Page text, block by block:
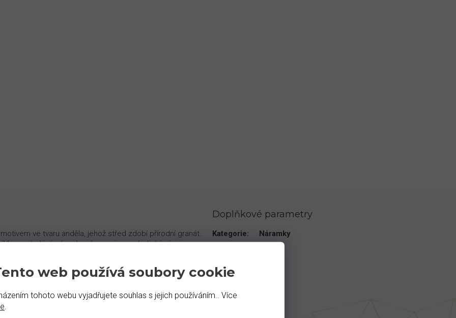
web používá soubory cookie
tohoto webu vyjadřujete souhlas s jejich používáním.. Více
.
ve tvaru anděla, jehož střed zdobí přírodní granát.
mm dodává náramku eleganci a symbolický význam.
detailu.
stříbra (Ag 925/1000), což zaručuje jeho
aby se snadno přizpůsobil vašemu zápěstí díky
pravosti v dárkové krabičce.
Doplňkové parametry
Kategorie:
Náramky